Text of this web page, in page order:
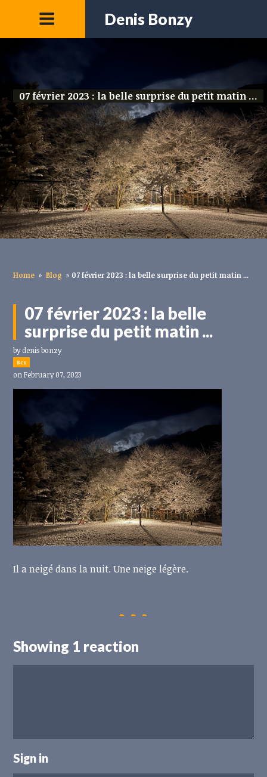
Denis Bonzy
07 février 2023 : la belle surprise du petit matin ...
Home » Blog » 07 février 2023 : la belle surprise du petit matin ...
07 février 2023 : la belle
surprise du petit matin ...
bydenis bonzy
8cs
on February 07, 2023
Il a neigé dans la nuit. Une neige légère.
Showing 1 reaction
Sign in